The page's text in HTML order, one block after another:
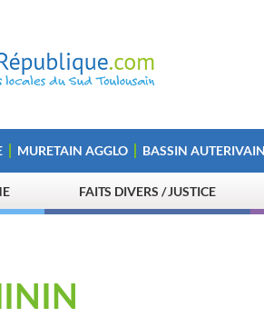
MURETAIN AGGLO BASSIN
FAITS DIVERS / JUSTICE